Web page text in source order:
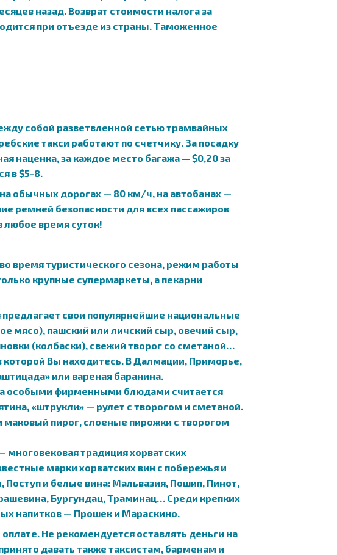
назад. Возврат стоимости налога за
при отъезде из страны. Таможенное
собой разветвленной сетью трамвайных
такси работают по счетчику. За посадку
наценка, за каждое место багажа — $0,20 за
в $5-8.
обычных дорогах — 80 км/ч, на автобанах —
ремней безопасности для всех пассажиров
любое время суток!
время туристического сезона, режим работы
крупные супермаркеты, а пекарни
свои популярнейшие национальные
мясо), пашский или личский сыр, овечий сыр,
(колбаски), свежий творог со сметаной…
Вы находитесь. В Далмации, Приморье,
или вареная баранина.
особыми фирменными блюдами считается
«штрукли» — рулет с творогом и сметаной.
пирог, слоеные пирожки с творогом
многовековая традиция хорватских
марки хорватских вин с побережья и
и белые вина: Мальвазия, Пошип, Пинот,
Бургундац, Траминац… Среди крепких
напитков — Прошек и Мараскино.
Не рекомендуется оставлять деньги на
давать также таксистам, барменам и